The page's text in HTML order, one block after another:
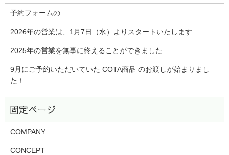
予約フォームの
2026年の営業は、1月7日（水）よりスタートいたします
2025年の営業を無事に終えることができました
9月にご予約いただいていた COTA商品 のお渡しが始まりまし
た！
COMPANY
CONCEPT